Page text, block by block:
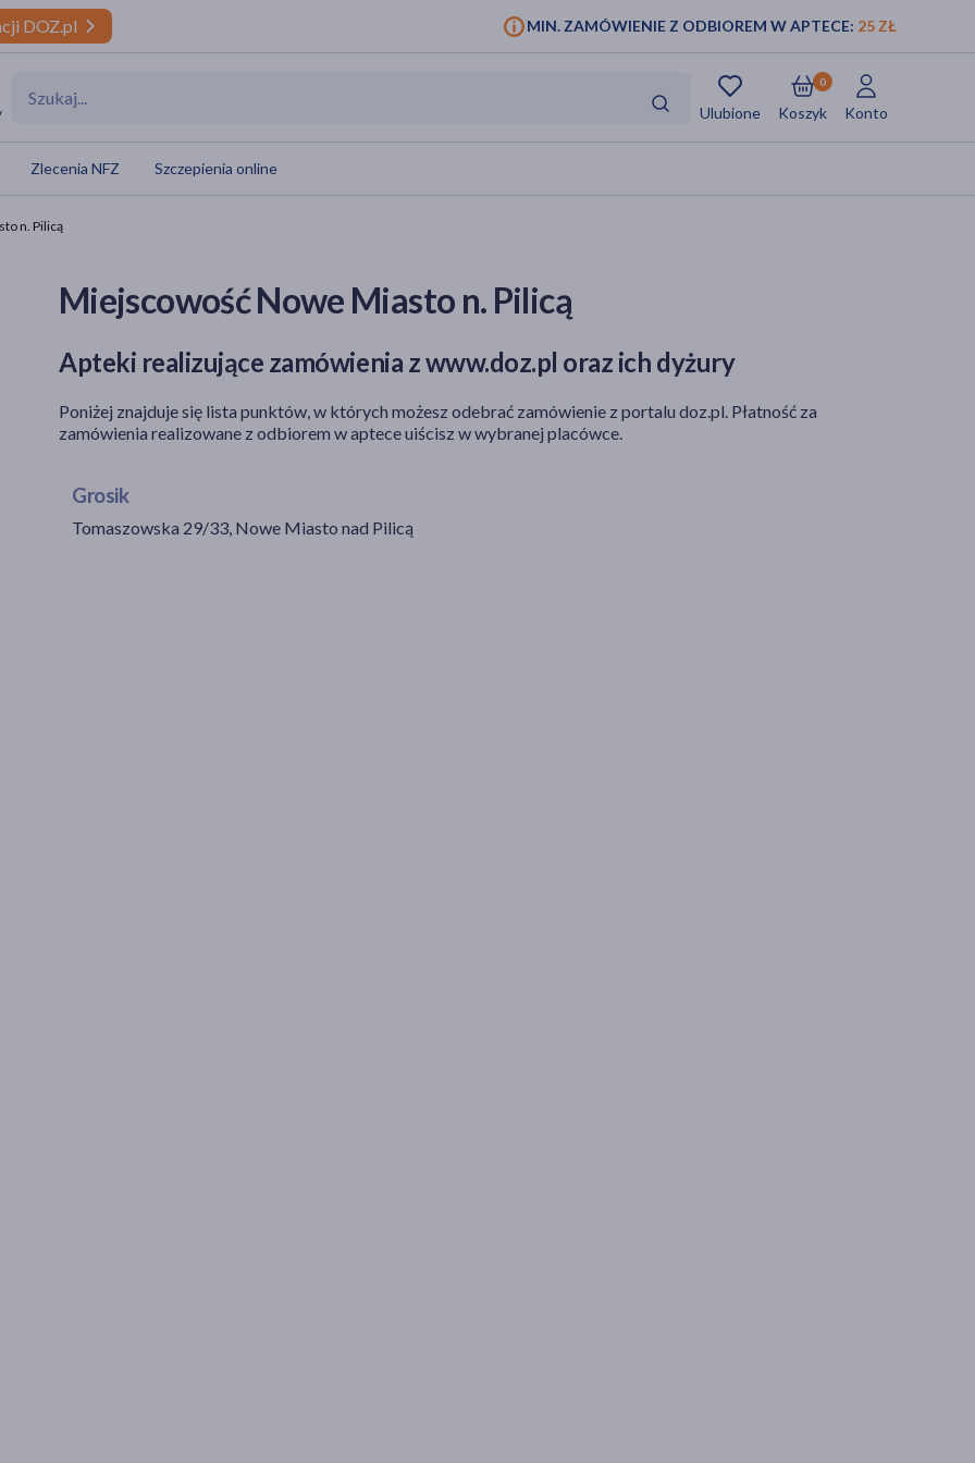
DOZ.pl MIN. ZAMÓWIENIE Z ODBIOREM W APTECE: 25 ZŁ
Ulubione Koszyk
0
Konto
Zlecenia NFZ Szczepienia online
n. Pilicą
Miejscowość Nowe Miasto n. Pilicą
Apteki realizujące zamówienia z www.doz.pl oraz ich dyżury
Poniżej znajduje się lista punktów, w których możesz odebrać zamówienie z portalu doz.pl. Płatność za
zamówienia realizowane z odbiorem w aptece uiścisz w wybranej placówce.
Grosik
Tomaszowska 29/33, Nowe Miasto nad Pilicą